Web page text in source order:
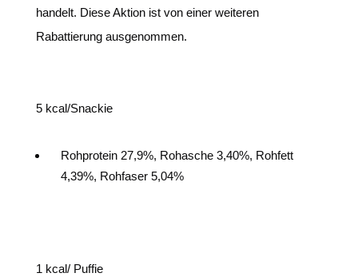
handelt. Diese Aktion ist von einer weiteren
Rabattierung ausgenommen.
5kcal/Snackie
Rohprotein 27,9%, Rohasche 3,40%, Rohfett
4,39%, Rohfaser 5,04%
1 kcal/ Puffie